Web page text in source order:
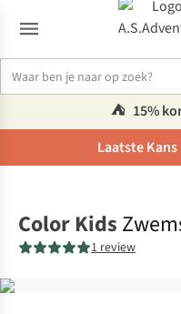
⛺️ 15%
Laatste
Color Kids
1 review